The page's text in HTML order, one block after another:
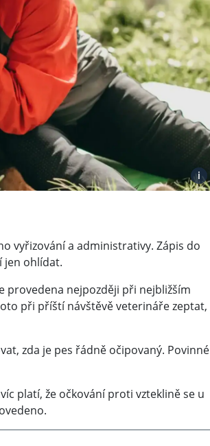
i
vyřizování a administrativy. Zápis do
jen ohlídat.
provedena nejpozději při nejbližším
při příští návštěvě veterináře zeptat,
zda je pes řádně očipovaný. Povinné
platí, že očkování proti vzteklině se u